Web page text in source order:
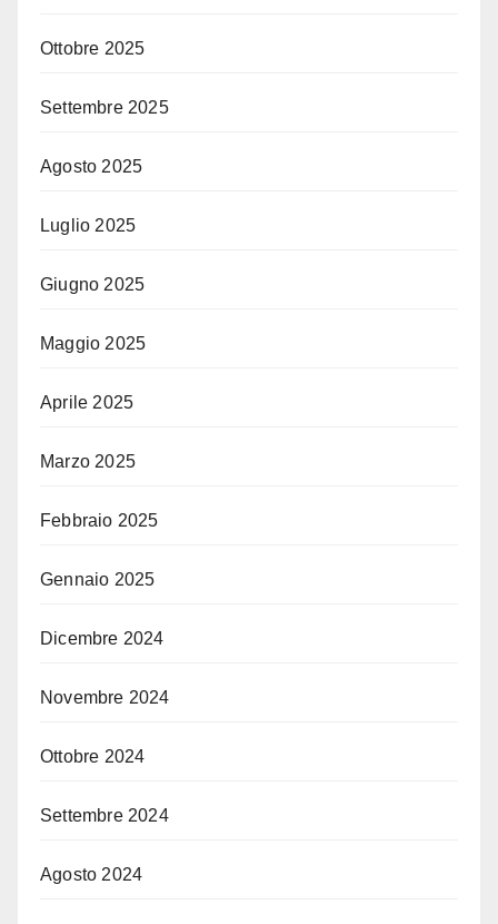
Ottobre 2025
Settembre 2025
Agosto 2025
Luglio 2025
Giugno 2025
Maggio 2025
Aprile 2025
Marzo 2025
Febbraio 2025
Gennaio 2025
Dicembre 2024
Novembre 2024
Ottobre 2024
Settembre 2024
Agosto 2024